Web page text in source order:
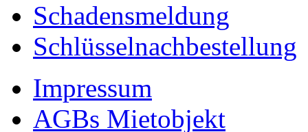
Schadensmeldung
Schlüsselnachbestellung
Impressum
AGBs Mietobjekt